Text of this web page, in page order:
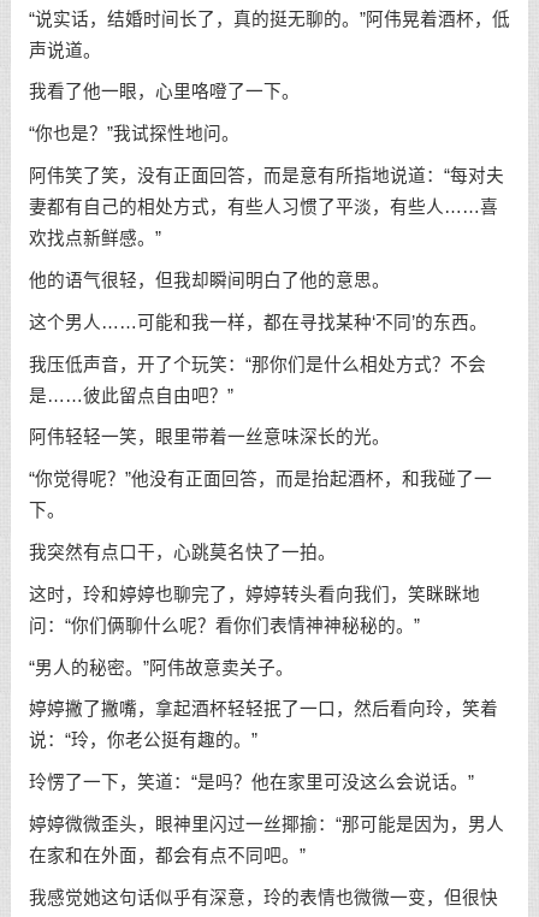
“说实话，结婚时间长了，真的挺无聊的。”阿伟晃着酒杯，低
声说道。
我看了他一眼，心里咯噔了一下。
“你也是？”我试探性地问。
阿伟笑了笑，没有正面回答，而是意有所指地说道：“每对夫
妻都有自己的相处方式，有些人习惯了平淡，有些人……喜
欢找点新鲜感。”
他的语气很轻，但我却瞬间明白了他的意思。
这个男人……可能和我一样，都在寻找某种‘不同’的东西。
我压低声音，开了个玩笑：“那你们是什么相处方式？不会
是……彼此留点自由吧？”
阿伟轻轻一笑，眼里带着一丝意味深长的光。
“你觉得呢？”他没有正面回答，而是抬起酒杯，和我碰了一
下。
我突然有点口干，心跳莫名快了一拍。
这时，玲和婷婷也聊完了，婷婷转头看向我们，笑眯眯地
问：“你们俩聊什么呢？看你们表情神神秘秘的。”
“男人的秘密。”阿伟故意卖关子。
婷婷撇了撇嘴，拿起酒杯轻轻抿了一口，然后看向玲，笑着
说：“玲，你老公挺有趣的。”
玲愣了一下，笑道：“是吗？他在家里可没这么会说话。”
婷婷微微歪头，眼神里闪过一丝揶揄：“那可能是因为，男人
在家和在外面，都会有点不同吧。”
我感觉她这句话似乎有深意，玲的表情也微微一变，但很快